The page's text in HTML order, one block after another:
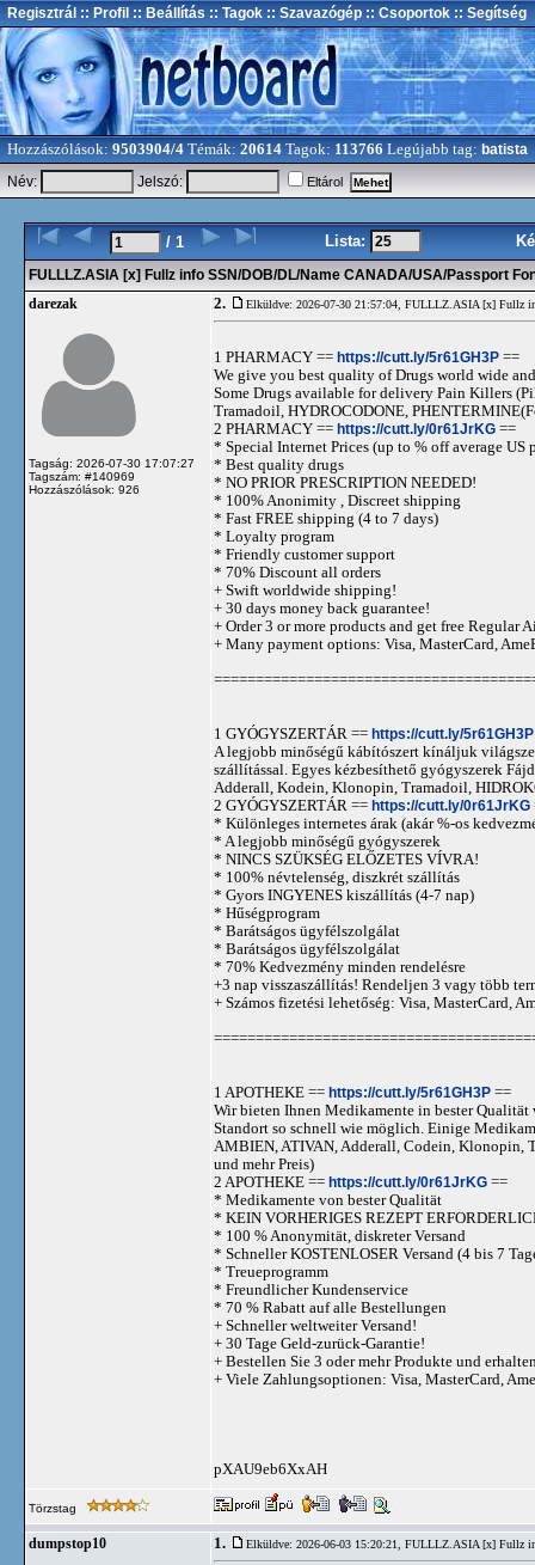
Regisztrál :: Profil :: Beállítás :: Tagok :: Szavazógép :: Csoportok :: Segítség
Hozzászólások: 9503904/4 Témák: 20614 Tagok: 113766 Legújabb tag: batista
Név:
Jelszó: Eltárol
/ 1 Lista:
FULLLZ.ASIA [x] Fullz info SSN/DOB/DL/Name CANADA/USA/Passport
darezak
Tagság: 2026-07-30 17:07:27
Tagszám: #140969
Hozzászólások: 926
2. Elküldve: 2026-07-30 21:57:04, FULLLZ.ASIA [x] Fullz
1 PHARMACY == https://cutt.ly/5r61GH3P ==
We give you best quality of Drugs world wide
Some Drugs available for delivery Pain Killers
Tramadoil, HYDROCODONE,
2 PHARMACY == https://cutt.ly/0r61JrKG ==
* Special Internet Prices (up to % off average US
* Best quality drugs
* NO PRIOR PRESCRIPTION NEEDED!
* 100% Anonimity , Discreet shipping
* Fast FREE shipping (4 to 7 days)
* Loyalty program
* Friendly customer support
* 70% Discount all orders
+ Swift worldwide shipping!
+ 30 days money back guarantee!
+ Order 3 or more products and get free Regular
+ Many payment options: Visa, MasterCard,
1 GYÓGYSZERTÁR == https://cutt.ly/5r61GH3P
A legjobb minőségű kábítószert kínáljuk
szállítással. Egyes kézbesíthető gyógyszerek
Adderall, Kodein, Klonopin, Tramadoil,
2 GYÓGYSZERTÁR == https://cutt.ly/0r61JrKG
* Különleges internetes árak (akár %-os
* A legjobb minőségű gyógyszerek
* NINCS SZÜKSÉG ELŐZETES VÍVRA!
* 100% névtelenség, diszkrét szállítás
* Gyors INGYENES kiszállítás (4-7 nap)
* Hűségprogram
* Barátságos ügyfélszolgálat
* Barátságos ügyfélszolgálat
* 70% Kedvezmény minden rendelésre
+3 nap visszaszállítás! Rendeljen 3 vagy több
+ Számos fizetési lehetőség: Visa, MasterCard,
1 APOTHEKE == https://cutt.ly/5r61GH3P ==
Wir bieten Ihnen Medikamente in bester
Standort so schnell wie möglich. Einige
AMBIEN, ATIVAN, Adderall, Codein, Klonopin,
und mehr Preis)
2 APOTHEKE == https://cutt.ly/0r61JrKG ==
* Medikamente von bester Qualität
* KEIN VORHERIGES REZEPT
* 100 % Anonymität, diskreter Versand
* Schneller KOSTENLOSER Versand (4 bis 7
* Treueprogramm
* Freundlicher Kundenservice
* 70 % Rabatt auf alle Bestellungen
+ Schneller weltweiter Versand!
+ 30 Tage Geld-zurück-Garantie!
+ Bestellen Sie 3 oder mehr Produkte und
+ Viele Zahlungsoptionen: Visa, MasterCard,
pXAU9eb6XxAH
Törzstag
dumpstop10 1. Elküldve: 2026-06-03 15:20:21, FULLLZ.ASIA [x] Fullz